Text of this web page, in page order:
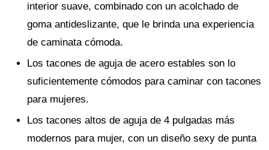
interior suave, combinado con un acolchado de
goma antideslizante, que le brinda una experiencia
de caminata cómoda.
Los tacones de aguja de acero estables son lo
suficientemente cómodos para caminar con tacones
para mujeres.
Los tacones altos de aguja de 4 pulgadas más
modernos para mujer, con un diseño sexy de punta